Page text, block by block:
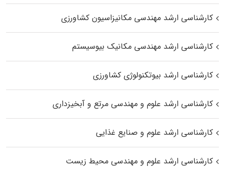
کارشناسی ارشد مهندسی مکانیزاسیون کشاورزی
کارشناسی ارشد مهندسی مکانیک بیوسیستم
کارشناسی ارشد بیوتکنولوژی کشاورزی
کارشناسی ارشد علوم و مهندسی مرتع و آبخیزداری
کارشناسی ارشد علوم و صنایع غذایی
کارشناسی ارشد علوم و مهندسی محیط زیست